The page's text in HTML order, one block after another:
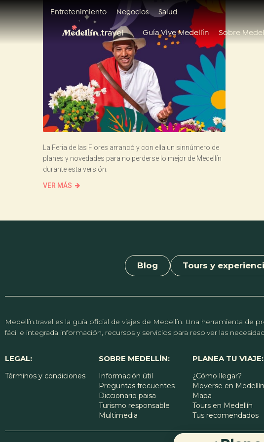
Entretenimiento Negocios Salud
Guía Vive Medellín Sobre
La Feria de las Flores arrancó y con ella un sinnúmero de
planes y novedades para no perderse lo mejor de Medellín
durante esta versión.
VER MÁS
Blog Tours y
Medellín.travel es la guía oficial de viajes de Medellín. Una herramienta
fácil e integrada información, recursos y servicios para resolver las
LEGAL:
Términos y condiciones
SOBRE MEDELLÍN:
Información útil
Preguntas frecuentes
Diccionario paisa
Turismo responsable
Multimedia
PLANEA TU VIAJE:
¿Cómo llegar?
Moverse en Medellín
Mapa
Tours en Medellín
Tus recomendados